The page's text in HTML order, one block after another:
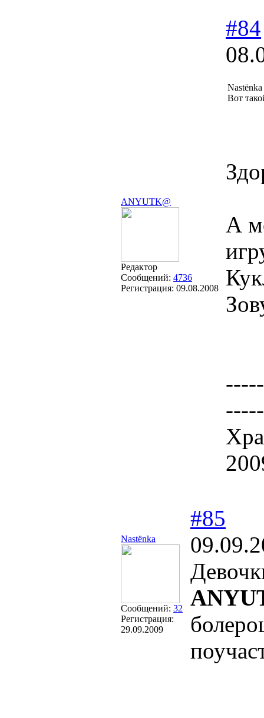
ANYUTK@
Редактор
Сообщений: 4736
Регистрация: 09.08.2008
#84
Вот
А
Nastёnka
Сообщений: 32
Регистрация:
29.09.2009
#85